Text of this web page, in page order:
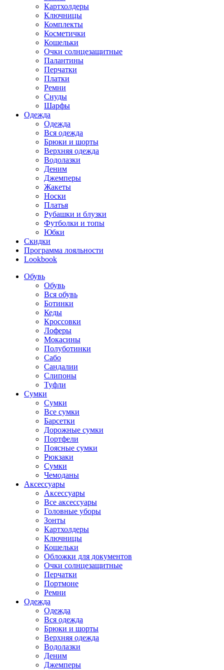
Картхолдеры
Ключницы
Комплекты
Косметички
Кошельки
Очки солнцезащитные
Палантины
Перчатки
Платки
Ремни
Снуды
Шарфы
Одежда
Одежда
Вся одежда
Брюки и шорты
Верхняя одежда
Водолазки
Деним
Джемперы
Жакеты
Носки
Платья
Рубашки и блузки
Футболки и топы
Юбки
Скидки
Программа лояльности
Lookbook
Обувь
Обувь
Вся обувь
Ботинки
Кеды
Кроссовки
Лоферы
Мокасины
Полуботинки
Сабо
Сандалии
Слипоны
Туфли
Сумки
Сумки
Все сумки
Барсетки
Дорожные сумки
Портфели
Поясные сумки
Рюкзаки
Сумки
Чемоданы
Аксессуары
Аксессуары
Все аксессуары
Головные уборы
Зонты
Картхолдеры
Ключницы
Кошельки
Обложки для документов
Очки солнцезащитные
Перчатки
Портмоне
Ремни
Одежда
Одежда
Вся одежда
Брюки и шорты
Верхняя одежда
Водолазки
Деним
Джемперы